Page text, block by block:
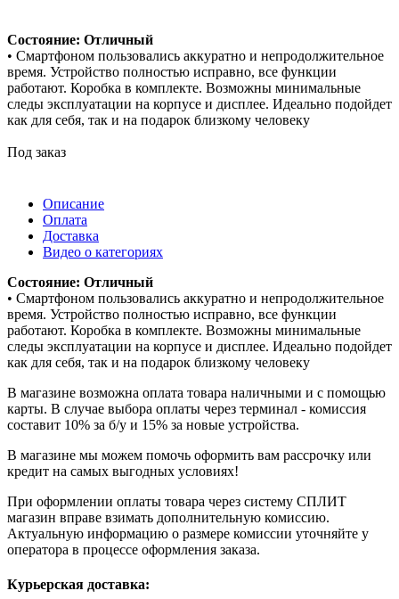
Состояние: Отличный
• Смартфоном пользовались аккуратно и непродолжительное
время. Устройство полностью исправно, все функции
работают. Коробка в комплекте. Возможны минимальные
следы эксплуатации на корпусе и дисплее. Идеально подойдет
как для себя, так и на подарок близкому человеку
Под заказ
Описание
Оплата
Доставка
Видео о категориях
Состояние: Отличный
• Смартфоном пользовались аккуратно и непродолжительное
время. Устройство полностью исправно, все функции
работают. Коробка в комплекте. Возможны минимальные
следы эксплуатации на корпусе и дисплее. Идеально подойдет
как для себя, так и на подарок близкому человеку
В магазине возможна оплата товара наличными и с помощью
карты. В случае выбора оплаты через терминал - комиссия
составит 10% за б/у и 15% за новые устройства.
В магазине мы можем помочь оформить вам рассрочку или
кредит на самых выгодных условиях!
При оформлении оплаты товара через систему СПЛИТ
магазин вправе взимать дополнительную комиссию.
Актуальную информацию о размере комиссии уточняйте у
оператора в процессе оформления заказа.
Курьерская доставка: